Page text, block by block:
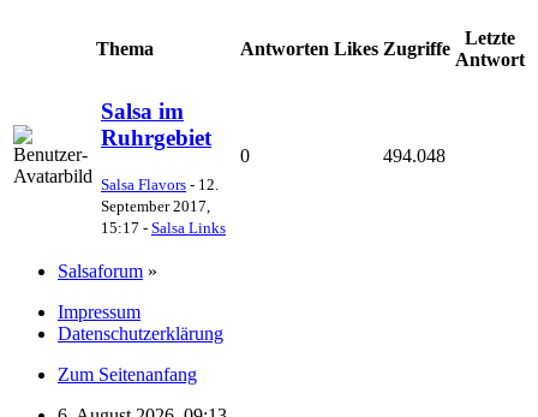
Thema Antworten Likes Zugriffe
Letzte
Antwort
Salsa im
Ruhrgebiet
Salsa Flavors - 12.
September 2017,
15:17 - Salsa Links
0 494.048
Salsaforum »
Impressum
Datenschutzerklärung
Zum Seitenanfang